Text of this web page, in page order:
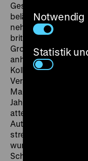
Gesamtbudget sich
beläuft und dessen
nehmen wird. Von
britischen Truppen
Großbritannien
anhand der
Kollaboration, des
Verantwortung und
Machtdynamiken.
Jahre nach dem
attestierte ihm die
Authentizität, die
strenge und
wunderschön
Schauspiel“
Notwendig
Statistik